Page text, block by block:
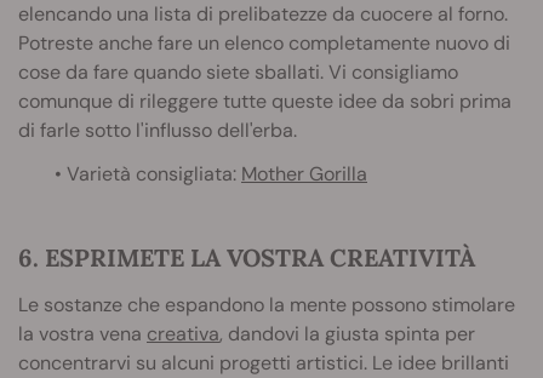
elencando una lista di prelibatezze da cuocere al forno.
Potreste anche fare un elenco completamente nuovo di
cose da fare quando siete sballati. Vi consigliamo
comunque di rileggere tutte queste idee da sobri prima
di farle sotto l'influsso dell'erba.
• Varietà consigliata: Mother Gorilla
6. ESPRIMETE LA VOSTRA CREATIVITÀ
Le sostanze che espandono la mente possono stimolare
la vostra vena creativa, dandovi la giusta spinta per
concentrarvi su alcuni progetti artistici. Le idee brillanti